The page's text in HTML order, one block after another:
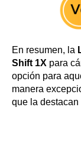
En resumen, la
Shift 1X para
opción para
manera
que la destacan